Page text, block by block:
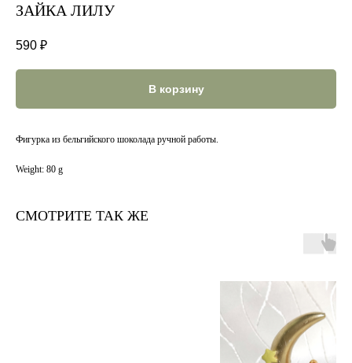
ЗАЙКА ЛИЛУ
590 ₽
В корзину
Фигурка из бельгийского шоколада ручной работы.
Weight: 80 g
СМОТРИТЕ ТАК ЖЕ